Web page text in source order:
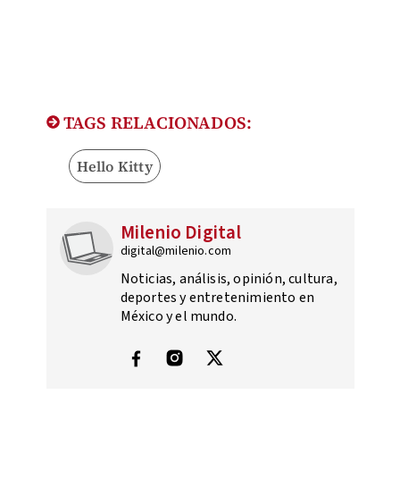
TAGS RELACIONADOS:
Hello Kitty
Milenio Digital
digital@milenio.com
Noticias, análisis, opinión, cultura,
deportes y entretenimiento en
México y el mundo.